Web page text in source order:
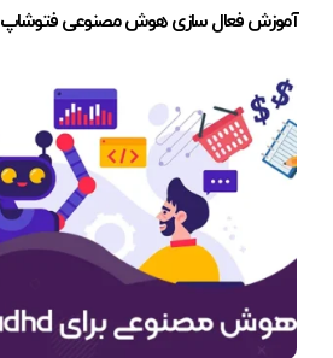
آموزش فعال سازی هوش مصنوعی فتوشاپ